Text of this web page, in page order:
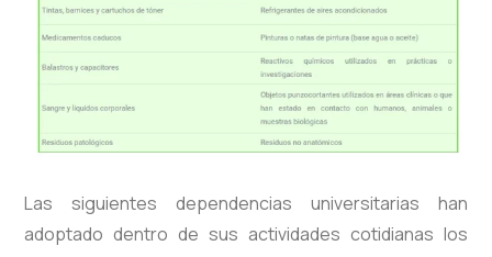
Las siguientes dependencias universitarias han
adoptado dentro de sus actividades cotidianas los